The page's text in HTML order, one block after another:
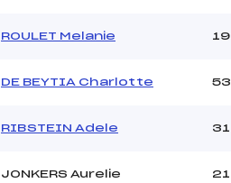
ROULET Melanie 19
DE BEYTIA Charlotte 53
RIBSTEIN Adele 31
JONKERS Aurelie 21